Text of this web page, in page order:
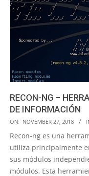
RECON-NG –
DE INFORMACIÓN
2018-
11-
27
ON: NOVEMBER 27, 2018
Recon-ng es una
utiliza principalmente
sus módulos
módulos. Esta